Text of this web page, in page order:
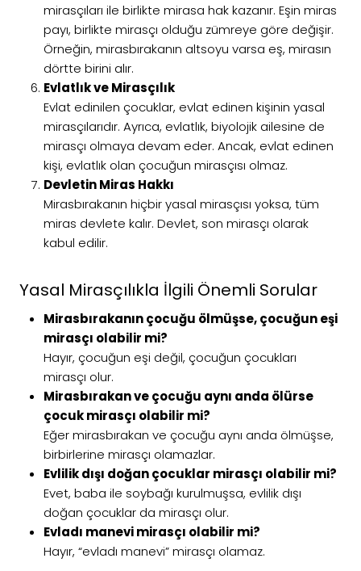
mirasçıları ile birlikte mirasa hak kazanır. Eşin miras
payı, birlikte mirasçı olduğu zümreye göre değişir.
Örneğin, mirasbırakanın altsoyu varsa eş, mirasın
dörtte birini alır.
Evlatlık ve Mirasçılık
Evlat edinilen çocuklar, evlat edinen kişinin yasal
mirasçılarıdır. Ayrıca, evlatlık, biyolojik ailesine de
mirasçı olmaya devam eder. Ancak, evlat edinen
kişi, evlatlık olan çocuğun mirasçısı olmaz.
Devletin Miras Hakkı
Mirasbırakanın hiçbir yasal mirasçısı yoksa, tüm
miras devlete kalır. Devlet, son mirasçı olarak
kabul edilir.
Yasal Mirasçılıkla İlgili Önemli Sorular
Mirasbırakanın çocuğu ölmüşse, çocuğun eşi
mirasçı olabilir mi?
Hayır, çocuğun eşi değil, çocuğun çocukları
mirasçı olur.
Mirasbırakan ve çocuğu aynı anda ölürse
çocuk mirasçı olabilir mi?
Eğer mirasbırakan ve çocuğu aynı anda ölmüşse,
birbirlerine mirasçı olamazlar.
Evlilik dışı doğan çocuklar mirasçı olabilir mi?
Evet, baba ile soybağı kurulmuşsa, evlilik dışı
doğan çocuklar da mirasçı olur.
Evladı manevi mirasçı olabilir mi?
Hayır, “evladı manevi” mirasçı olamaz.